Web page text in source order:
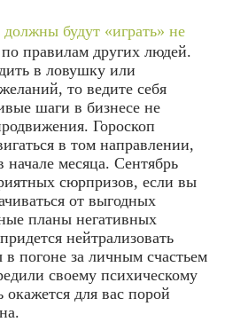
должны будут «играть» не
правилам других людей.
в ловушку или
то ведите себя
шаги в бизнесе не
Гороскоп
в том направлении,
месяца. Сентябрь
сюрпризов, если вы
от выгодных
планы негативных
нейтрализовать
погоне за личным счастьем
своему психическому
для вас порой